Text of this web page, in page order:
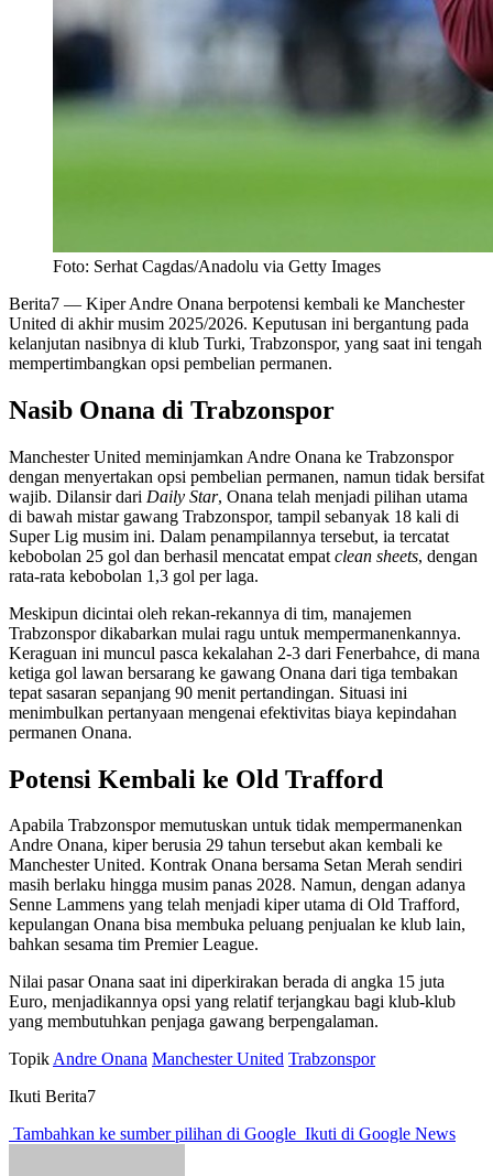
Foto: Serhat Cagdas/Anadolu via Getty Images
Berita7 — Kiper Andre Onana berpotensi kembali ke Manchester
United di akhir musim 2025/2026. Keputusan ini bergantung pada
kelanjutan nasibnya di klub Turki, Trabzonspor, yang saat ini tengah
mempertimbangkan opsi pembelian permanen.
Nasib Onana di Trabzonspor
Manchester United meminjamkan Andre Onana ke Trabzonspor
dengan menyertakan opsi pembelian permanen, namun tidak bersifat
wajib. Dilansir dari Daily Star, Onana telah menjadi pilihan utama
di bawah mistar gawang Trabzonspor, tampil sebanyak 18 kali di
Super Lig musim ini. Dalam penampilannya tersebut, ia tercatat
kebobolan 25 gol dan berhasil mencatat empat clean sheets, dengan
rata-rata kebobolan 1,3 gol per laga.
Meskipun dicintai oleh rekan-rekannya di tim, manajemen
Trabzonspor dikabarkan mulai ragu untuk mempermanenkannya.
Keraguan ini muncul pasca kekalahan 2-3 dari Fenerbahce, di mana
ketiga gol lawan bersarang ke gawang Onana dari tiga tembakan
tepat sasaran sepanjang 90 menit pertandingan. Situasi ini
menimbulkan pertanyaan mengenai efektivitas biaya kepindahan
permanen Onana.
Potensi Kembali ke Old Trafford
Apabila Trabzonspor memutuskan untuk tidak mempermanenkan
Andre Onana, kiper berusia 29 tahun tersebut akan kembali ke
Manchester United. Kontrak Onana bersama Setan Merah sendiri
masih berlaku hingga musim panas 2028. Namun, dengan adanya
Senne Lammens yang telah menjadi kiper utama di Old Trafford,
kepulangan Onana bisa membuka peluang penjualan ke klub lain,
bahkan sesama tim Premier League.
Nilai pasar Onana saat ini diperkirakan berada di angka 15 juta
Euro, menjadikannya opsi yang relatif terjangkau bagi klub-klub
yang membutuhkan penjaga gawang berpengalaman.
TopikAndre Onana Manchester United Trabzonspor
Ikuti Berita7
Tambahkan ke sumber pilihan di Google Ikuti di Google News